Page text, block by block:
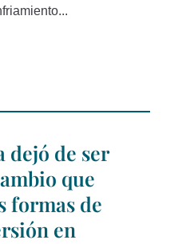
dejó de ser
que
formas de
en